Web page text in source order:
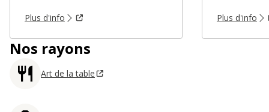
Plus d'info Plus d'info
Nos rayons
Art de la table